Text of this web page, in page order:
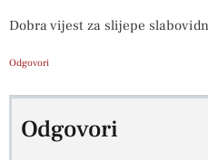
Dobra vijest za slijepe
Odgovori
Odgovori